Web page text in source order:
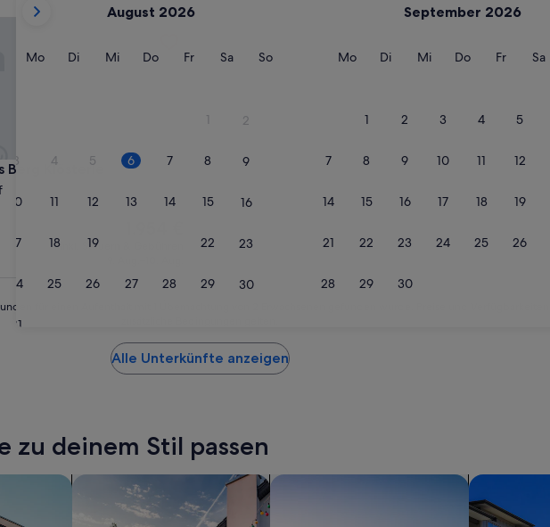
werden
Monate
angezeigt.
August 2026
MoMontag
DiDienstag
MiMittwoch
DoDonnerstag
FrFreitag
SaSamstag
SoSonntag
1 2
3 4 5 6 7 8 9
10 11 12 13 14 15 16
17 18 19 22 23
24 25 26 27 28 29 30
31
September 2026
MoMontag
DiDienstag
MiMittwoch
DoDonnerstag
FrFreitag
Sa
1 2 3 4 5
7 8 9 10 11 12
14 15 16 17 18 19
21 22 23 24 25 26
28 29 30
Berg Klösterle
Klösterle
inkl. Steuern & Gebühren
für einen Aufenthalt mit 1 Übernachtung von 2 Erwachsenen gefunden wurde. Preise und
Alle Unterkünfte anzeigen
zu deinem Stil passen
Suche nach privaten FerienhäusernSuche nach Chalets Nach